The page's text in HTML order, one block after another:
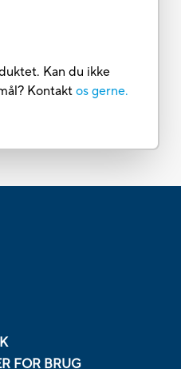
Kan du ikke
Kontakt os gerne.
FOR BRUG